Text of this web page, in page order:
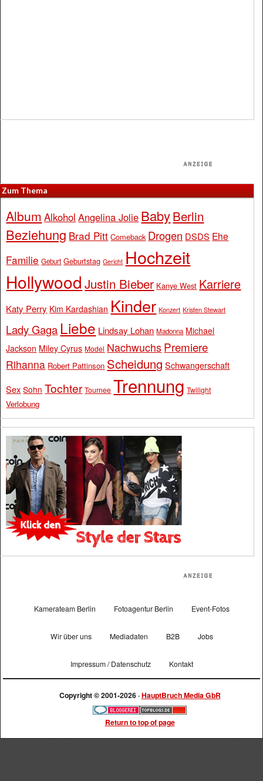
Zum Thema
Album Alkohol Angelina Jolie BabyBerlin
Beziehung Brad Pitt Comeback Drogen DSDS Ehe
Familie Geburt Geburtstag Gericht Hochzeit
Hollywood Justin Bieber Kanye West Karriere
Katy Perry Kim Kardashian Kinder Konzert Kristen Stewart
Lady Gaga Liebe Lindsay Lohan Madonna Michael
Jackson Miley Cyrus Model Nachwuchs Premiere
Rihanna Robert Pattinson Scheidung Schwangerschaft
Sex Sohn Tochter Tournee Trennung Twilight
Verlobung
Kamerateam Berlin Fotoagentur Berlin Event-Fotos
Wir über uns Mediadaten B2B Jobs
Impressum / Datenschutz Kontakt
Copyright © 2001-2026 ·HauptBruch Media GbR
Return to top of page